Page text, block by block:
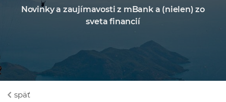
Novinky a zaujímavosti z mBank a (nielen) zo
sveta financií
späť